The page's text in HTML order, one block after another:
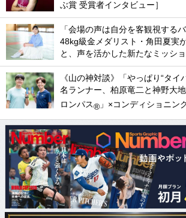
ぶ賞 受賞者インタビュー］
「会場の声は自分を客観視する
48kg級金メダリスト・角田夏実
と、声を活かした新たなミッシ
《山の神対談》「やっぱり“タイ
名ランナー、柏原竜二と神野大
ロンパス® 」×コンディショニン